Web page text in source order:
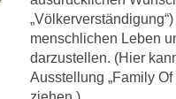
menschlichen Leben
darzustellen. (Hier
Ausstellung „Family